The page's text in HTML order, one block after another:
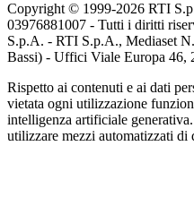
Copyright © 1999-2026 RTI
03976881007 - Tutti i diritti
S.p.A. - RTI S.p.A., Mediaset
Bassi) - Uffici Viale Europa 46,
Rispetto ai contenuti e ai dati
vietata ogni utilizzazione
intelligenza artificiale
utilizzare mezzi automatizzati di